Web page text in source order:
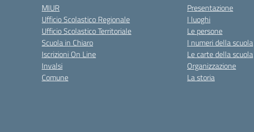
MIUR
Ufficio Scolastico Regionale
Ufficio Scolastico Territoriale
Scuola in Chiaro
Iscrizioni On Line
Invalsi
Comune
Presentazione
I luoghi
Le persone
I numeri della scuola
Le carte della scuola
Organizzazione
La storia